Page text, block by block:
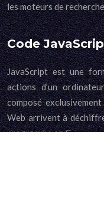
les moteurs de
Code
JavaScript est une
actions d’un
composé
Web arrivent à
programme en C.